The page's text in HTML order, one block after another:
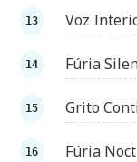
Voz
Fúria
Grito
Fúria